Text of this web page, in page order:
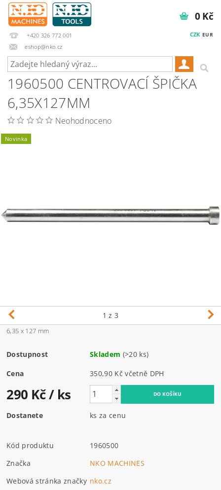
+420 326 772 001
eshop@nko.cz
CZK EUR
0 Kč
1960500 CENTROVACÍ ŠPIČKA
6,35X127MM
Neohodnoceno
Novinka
1 z 3
6,35 x 127 mm
Dostupnost Skladem (>20 ks)
Cena 350,90 Kč včetně DPH
290 Kč/ ks
Dostanete ks za cenu
Kód produktu
1960500
Značka
NKO MACHINES
Webová stránka značky nko.cz